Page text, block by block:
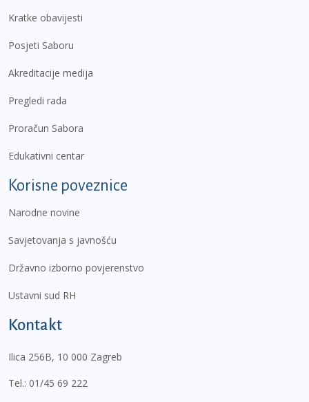
Kratke obavijesti
Posjeti Saboru
Akreditacije medija
Pregledi rada
Proračun Sabora
Edukativni centar
Korisne poveznice
Narodne novine
Savjetovanja s javnošću
Državno izborno povjerenstvo
Ustavni sud RH
Kontakt
Ilica 256B, 10 000 Zagreb
Tel.: 01/45 69 222